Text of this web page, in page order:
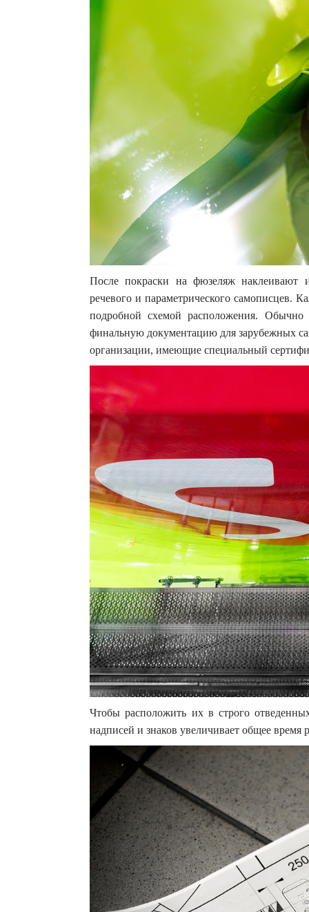
После покраски на фюзеляж наклеивают
речевого и параметрического самописцев.
подробной схемой расположения.
финальную документацию для зарубежных
организации, имеющие специальный
Чтобы расположить их в строго
надписей и знаков увеличивает общее время